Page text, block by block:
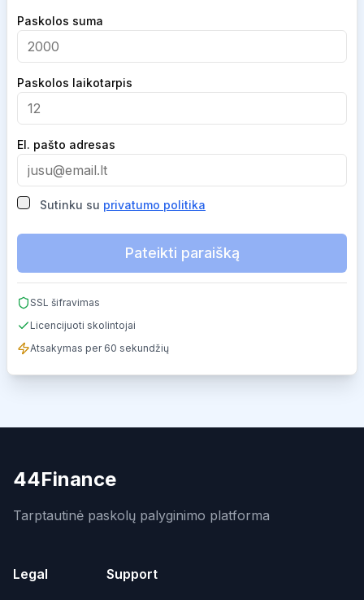
Company
Paskolos suma
Paskolos laikotarpis
El. pašto adresas
Sutinku su privatumo politika
Pateikti paraišką
SSL šifravimas
Licencijuoti skolintojai
Atsakymas per 60 sekundžių
44Finance
Tarptautinė paskolų palyginimo platforma
Legal
Support